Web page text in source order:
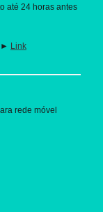
até 24 horas antes
► Link
rede móvel